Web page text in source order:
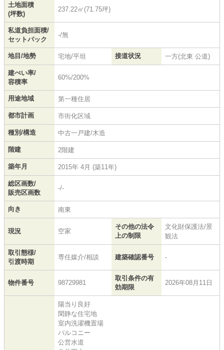
土地面積
(坪数)
237.22㎡(71.75坪)
私道負担面積/
セットバック
-/無
地目/地勢 宅地/平坦 接道状況 一方(北東 公道)
建ぺい率/
容積率
60%/200%
用途地域 第一種住居
都市計画 市街化区域
種別/構造 中古一戸建/木造
階建 2階建
築年月 2015年 4月 (築11年)
総区画数/
販売区画数
-/-
向き 南東
現況 空家
その他の法令
上の制限
文化財保護法/景
観法
取引態様/
引渡時期
専任媒介/相談 建築確認番号 -
物件番号 98729981
取引条件の有
効期限
2026年08月11日
陽当り良好
閑静な住宅地
室内洗濯機置場
バルコニー
公営水道